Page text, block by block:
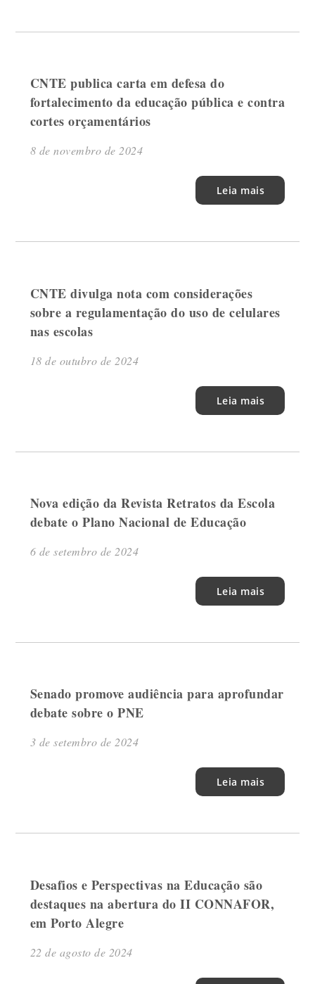
CNTE publica carta em defesa do
fortalecimento da educação pública e contra
cortes orçamentários
8 de novembro de 2024
Leia mais
CNTE divulga nota com considerações
sobre a regulamentação do uso de celulares
nas escolas
18 de outubro de 2024
Leia mais
Nova edição da Revista Retratos da Escola
debate o Plano Nacional de Educação
6 de setembro de 2024
Leia mais
Senado promove audiência para aprofundar
debate sobre o PNE
3 de setembro de 2024
Leia mais
Desafios e Perspectivas na Educação são
destaques na abertura do II CONNAFOR,
em Porto Alegre
22 de agosto de 2024